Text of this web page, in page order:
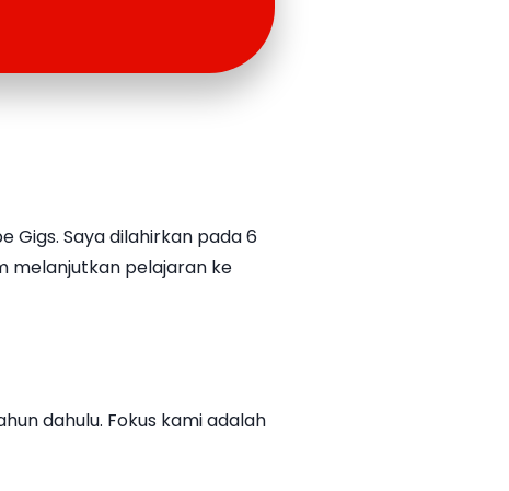
Gigs. Saya dilahirkan pada 6
melanjutkan pelajaran ke
dahulu. Fokus kami adalah